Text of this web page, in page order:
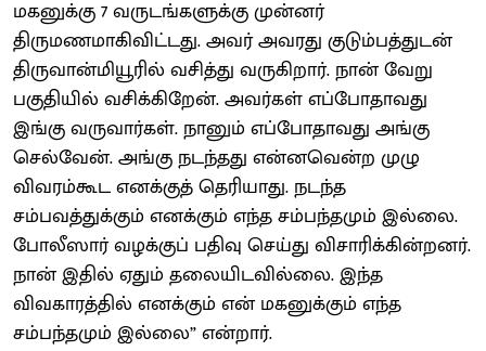
மகனுக்கு 7 வருடங்களுக்கு முன்னர்
திருமணமாகிவிட்டது. அவர் அவரது குடும்பத்துடன்
திருவான்மியூரில் வசித்து வருகிறார். நான் வேறு
பகுதியில் வசிக்கிறேன். அவர்கள் எப்போதாவது
இங்கு வருவார்கள். நானும் எப்போதாவது அங்கு
செல்வேன். அங்கு நடந்தது என்னவென்ற முழு
விவரம்கூட எனக்குத் தெரியாது. நடந்த
சம்பவத்துக்கும் எனக்கும் எந்த சம்பந்தமும் இல்லை.
போலீஸார் வழக்குப் பதிவு செய்து விசாரிக்கின்றனர்.
நான் இதில் ஏதும் தலையிடவில்லை. இந்த
விவகாரத்தில் எனக்கும் என் மகனுக்கும் எந்த
சம்பந்தமும் இல்லை” என்றார்.